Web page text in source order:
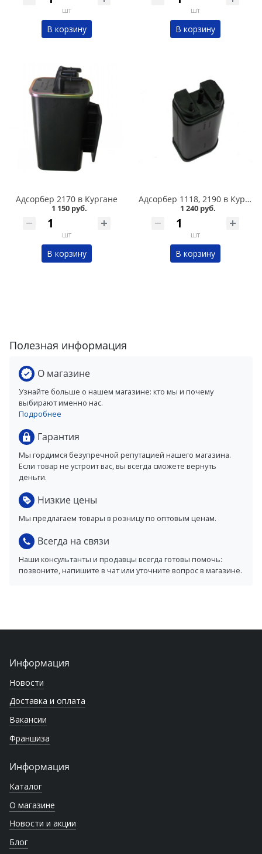
шт
В корзину
шт
В корзину
Адсорбер 2170 в Кургане
1 150 руб.
шт
В корзину
Адсорбер 1118, 2190 в Кургане
1 240 руб.
шт
В корзину
Полезная информация
О магазине
Узнайте больше о нашем магазине: кто мы и почему
выбирают именно нас.
Подробнее
Гарантия
Мы гордимся безупречной репутацией нашего магазина.
Если товар не устроит вас, вы всегда сможете вернуть
деньги.
Низкие цены
Мы предлагаем товары в розницу по оптовым ценам.
Всегда на связи
Наши консультанты и продавцы всегда готовы помочь:
позвоните, напишите в чат или уточните вопрос в магазине.
Информация
Новости
Доставка и оплата
Вакансии
Франшиза
Информация
Каталог
О магазине
Новости и акции
Блог